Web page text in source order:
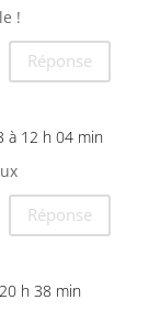
!
Réponse
à 12 h 04 min
Réponse
h 38 min